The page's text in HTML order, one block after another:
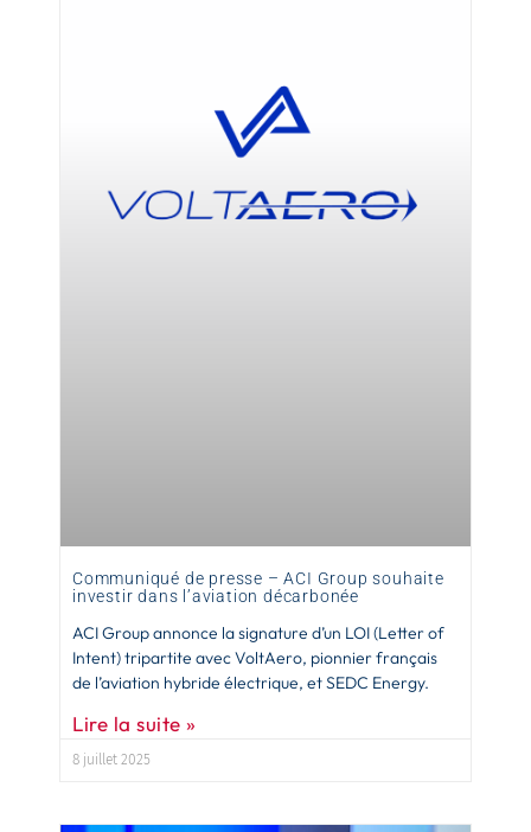
Communiqué de presse – ACI Group souhaite
investir dans l’aviation décarbonée
ACI Group annonce la signature d’un LOI (Letter of
Intent) tripartite avec VoltAero, pionnier français
de l’aviation hybride­ électrique, et SEDC Energy.
Lire la suite »
8 juillet 2025